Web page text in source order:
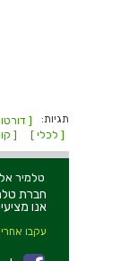
תגיות: [
[ לכלי ]
[
טלמיר
אנו
עקבו